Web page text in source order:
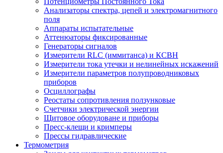
Анализаторы спектра, цепей и электромагнитного
поля
Аппараты испытательные
Аттенюаторы фиксированные
Генераторы сигналов
Измерители RLC (иммитанса) и КСВН
Измерители тока утечки и нелинейных искажений
Измерители параметров полупроводниковых
приборов
Осциллографы
Реостаты сопротивления ползунковые
Счетчики электрической энергии
Щитовое оборудоване и приборы
Пресс-клещи и кримперы
Прессы гидравлические
Термометрия